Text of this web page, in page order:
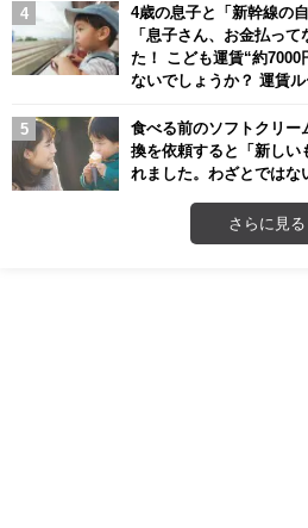
4歳の息子と「新幹線の
「息子さん、お金払っ
た！ こども運賃“約7000
ないでしょうか？ 運賃
食べる前のソフトクリー
換を依頼すると「新しい
れました。わざとではな
さらに見る